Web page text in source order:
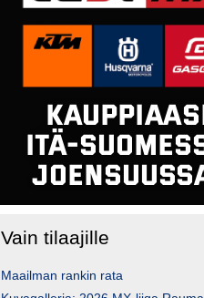
Vain tilaajille
Maailman rankin rata